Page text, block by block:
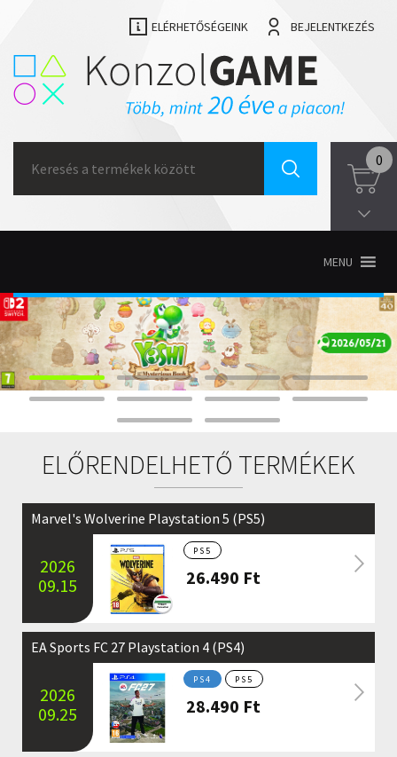
ELÉRHETŐSÉGEINK BEJELENTKEZÉS
for:
0
MENU
ELŐRENDELHETŐ TERMÉKEK
Marvel's Wolverine Playstation 5 (PS5)
2026
09.15
PS5
26.490 Ft
EA Sports FC 27 Playstation 4 (PS4)
2026
09.25
PS4 PS5
28.490 Ft